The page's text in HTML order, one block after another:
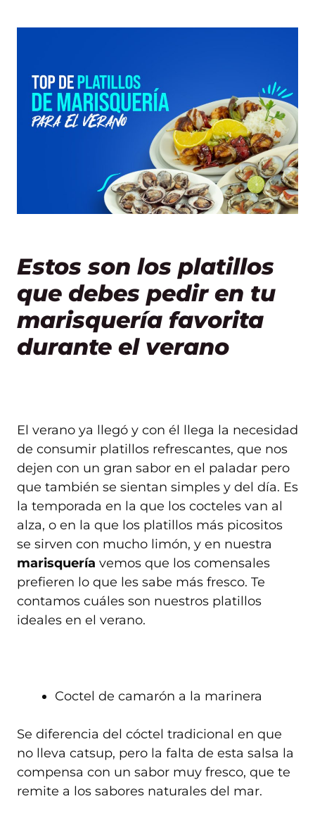
Estos son los platillos
que debes pedir en tu
marisquería favorita
durante el verano
El verano ya llegó y con él llega la necesidad
de consumir platillos refrescantes, que nos
dejen con un gran sabor en el paladar pero
que también se sientan simples y del día. Es
la temporada en la que los cocteles van al
alza, o en la que los platillos más picositos
se sirven con mucho limón, y en nuestra
marisquería vemos que los comensales
prefieren lo que les sabe más fresco. Te
contamos cuáles son nuestros platillos
ideales en el verano.
Coctel de camarón a la marinera
Se diferencia del cóctel tradicional en que
no lleva catsup, pero la falta de esta salsa la
compensa con un sabor muy fresco, que te
remite a los sabores naturales del mar.